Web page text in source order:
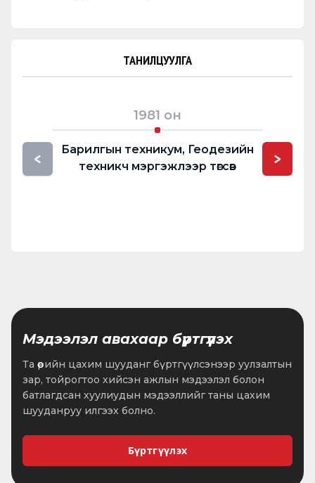
ТАНИЛЦУУЛГА
<
1981 он
Барилгын техникум, Геодезийн
техникч мэргэжлээр төгсөв
Улсын
>
Мэдээлэл авахаар бүртгүүлэх
Та өөрийн цахим шууданг бүртгүүлсэнээр уулзалтын
зар, тойрогтоо хийсэн ажлын мэдээлэл болон
батлагдсан хуулиудын мэдээллийг таны цахим
шууданруу илгээх болно.
Бүртгүүлэх